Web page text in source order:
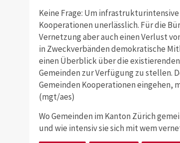
Keine Frage: Um
Kooperationen unerlässlich. Für die
Vernetzung aber auch einen Verlust
in Zweckverbänden demokratische
einen Überblick über die
Gemeinden zur Verfügung zu stellen.
Gemeinden Kooperationen eingehen,
(mgt/aes)
Wo Gemeinden im Kanton Zürich
und wie intensiv sie sich mit wem